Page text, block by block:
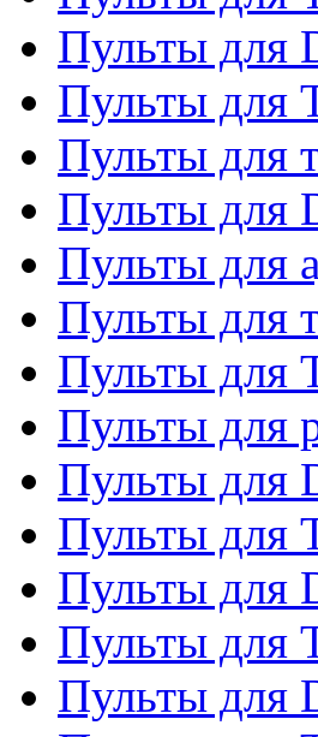
Пульты для
Пульты для
Пульты для
Пульты для
Пульты для
Пульты для
Пульты для
Пульты для
Пульты для
Пульты для
Пульты для
Пульты для
Пульты для